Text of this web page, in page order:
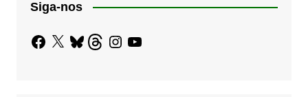
Siga-nos
Facebook
X BlueskyThreadsInstagram
YouTube